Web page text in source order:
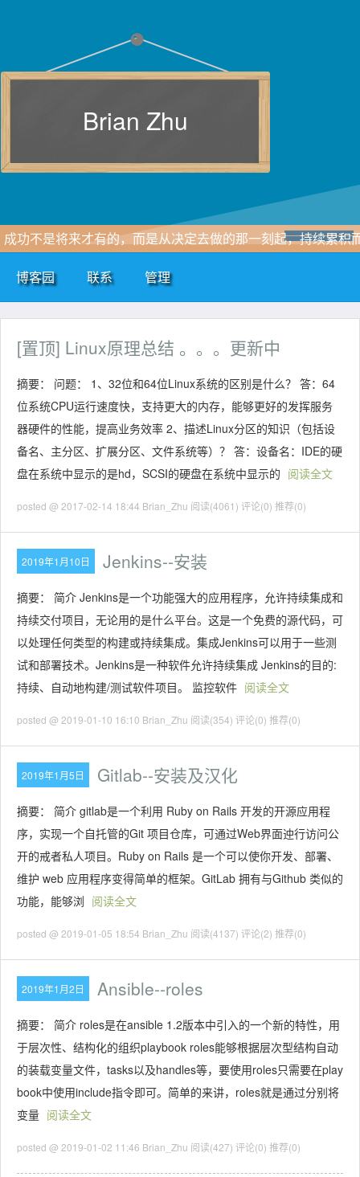
Brian Zhu
成功不是将来才有的，而是从决定去做的那一刻起，持续累积
博客园
联系 管理
[置顶] Linux原理总结 。。。更新中
摘要： 问题： 1、32位和64位Linux系统的区别是什么？ 答：64
位系统CPU运行速度快，支持更大的内存，能够更好的发挥服务
器硬件的性能，提高业务效率 2、描述Linux分区的知识（包括设
备名、主分区、扩展分区、文件系统等）？ 答：设备名：IDE的硬
盘在系统中显示的是hd，SCSI的硬盘在系统中显示的 阅读全文
posted @ 2017-02-14 18:44 Brian_Zhu 阅读(4061) 评论(0) 推荐(0)
2019年1月10日 Jenkins--安装
摘要： 简介 Jenkins是一个功能强大的应用程序，允许持续集成和
持续交付项目，无论用的是什么平台。这是一个免费的源代码，可
以处理任何类型的构建或持续集成。集成Jenkins可以用于一些测
试和部署技术。Jenkins是一种软件允许持续集成 Jenkins的目的:
持续、自动地构建/测试软件项目。 监控软件 阅读全文
posted @ 2019-01-10 16:10 Brian_Zhu 阅读(354) 评论(0) 推荐(0)
2019年1月5日 Gitlab--安装及汉化
摘要： 简介 gitlab是一个利用 Ruby on Rails 开发的开源应用程
序，实现一个自托管的Git 项目仓库，可通过Web界面迚行访问公
开的戒者私人项目。Ruby on Rails 是一个可以使你开发、部署、
维护 web 应用程序变得简单的框架。GitLab 拥有与Github 类似的
功能，能够浏 阅读全文
posted @ 2019-01-05 18:54 Brian_Zhu 阅读(4137) 评论(2) 推荐(0)
2019年1月2日 Ansible--roles
摘要： 简介 roles是在ansible 1.2版本中引入的一个新的特性，用
于层次性、结构化的组织playbook roles能够根据层次型结构自动
的装载变量文件，tasks以及handles等，要使用roles只需要在play
book中使用include指令即可。简单的来讲，roles就是通过分别将
变量 阅读全文
posted @ 2019-01-02 11:46 Brian_Zhu 阅读(427) 评论(0) 推荐(0)